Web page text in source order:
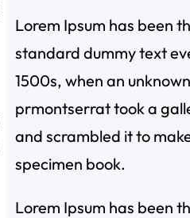
Lorem Ipsum has been
standard dummy text
1500s, when an unknown
prmontserrat took a
and scrambled it to
specimen book.
Lorem Ipsum has been